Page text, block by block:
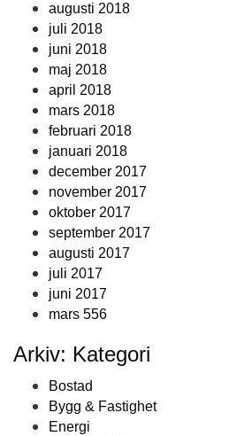
augusti 2018
juli 2018
juni 2018
maj 2018
april 2018
mars 2018
februari 2018
januari 2018
december 2017
november 2017
oktober 2017
september 2017
augusti 2017
juli 2017
juni 2017
mars 556
Arkiv: Kategori
Bostad
Bygg & Fastighet
Energi